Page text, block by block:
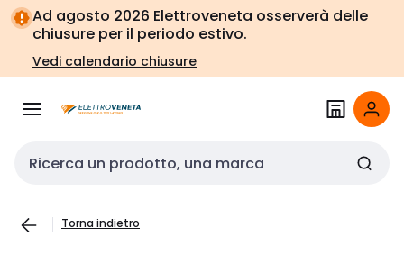
Vai alla
navigazione
Vai
alla
pagina
Ad agosto 2026 Elettroveneta osserverà delle
chiusure per il periodo estivo.
Vedi calendario chiusure
Cerca input
Torna indietro